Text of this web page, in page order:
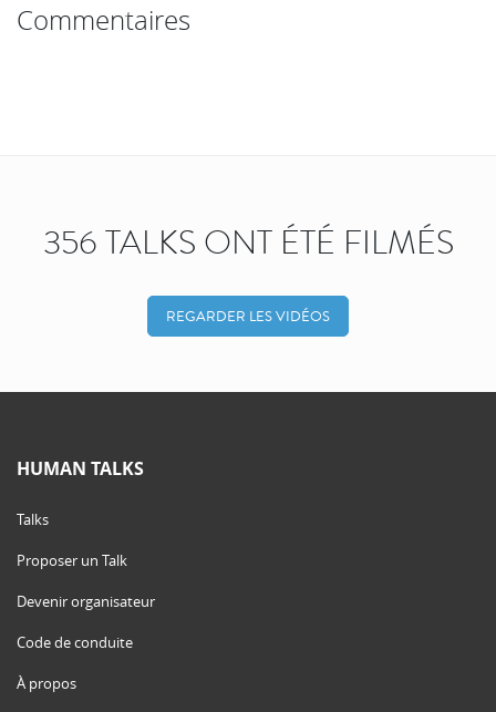
Commentaires
356 TALKS ONT ÉTÉ FILMÉS
REGARDER LES VIDÉOS
HUMAN TALKS
Talks
Proposer un Talk
Devenir organisateur
Code de conduite
À propos